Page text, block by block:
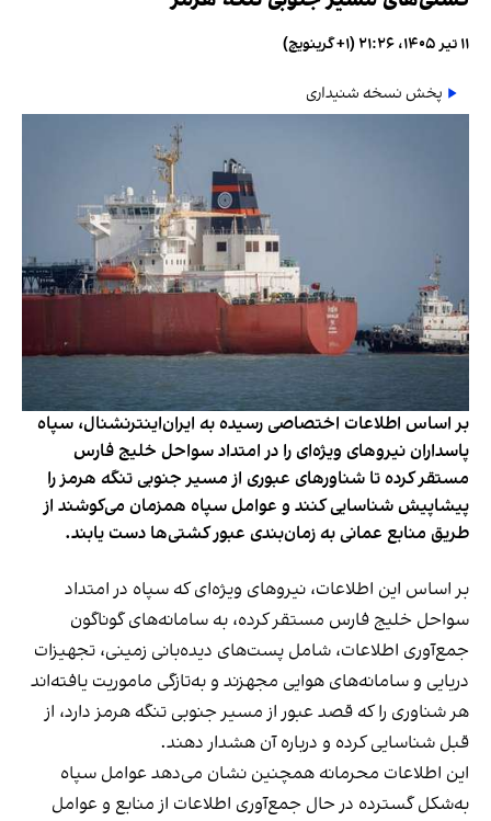
۱۱ تیر ۱۴۰۵، ۲۱:۲۶ (‎+۱ گرینویچ)
پخش نسخه شنیداری
بر اساس اطلاعات اختصاصی رسیده به ایران‌اینترنشنال، سپاه
پاسداران نیروهای ویژه‌ای را در امتداد سواحل خلیج فارس
مستقر کرده تا شناورهای عبوری از مسیر جنوبی تنگه هرمز را
پیشاپیش شناسایی کنند و عوامل سپاه همزمان می‌کوشند از
طریق منابع عمانی به زمان‌بندی عبور کشتی‌ها دست یابند.
بر اساس این اطلاعات، نیروهای ویژه‌ای که سپاه در امتداد
سواحل خلیج فارس مستقر کرده، به سامانه‌های گوناگون
جمع‌آوری اطلاعات، شامل پست‌های دیده‌بانی زمینی، تجهیزات
دریایی و سامانه‌های هوایی مجهزند و به‌تازگی ماموریت یافته‌اند
هر شناوری را که قصد عبور از مسیر جنوبی تنگه هرمز دارد، از
قبل شناسایی کرده و درباره آن هشدار دهند.
این اطلاعات محرمانه همچنین نشان می‌دهد عوامل سپاه
به‌شکل گسترده در حال جمع‌آوری اطلاعات از منابع و عوامل